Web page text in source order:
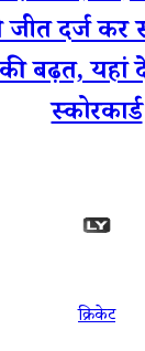
दर्ज कर
बढ़त, यहां
स्कोरकार्ड
क्रिकेट